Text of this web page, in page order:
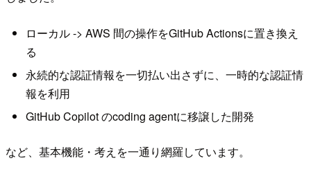
ローカル -> AWS 間の操作をGitHub Actionsに置き換え
る
永続的な認証情報を一切払い出さずに、一時的な認証情
報を利用
GitHub Copilot のcoding agentに移譲した開発
など、基本機能・考えを一通り網羅しています。